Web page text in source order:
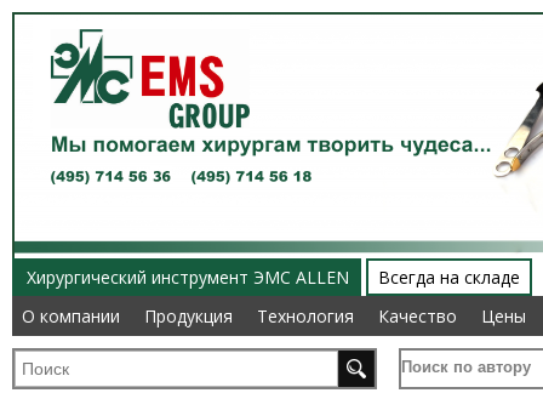
Хирургический инструмент ЭМС ALLEN
О компании
Продукция Технология Качество Цены
Всегда на складе
О компании
Продукция Технология Качество Цены
Поиск по автору